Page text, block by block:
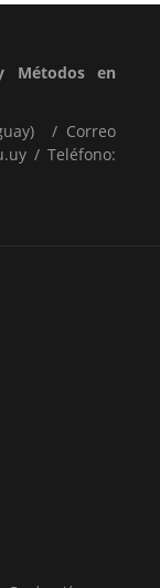
Métodos en
/ Correo
/ Teléfono: